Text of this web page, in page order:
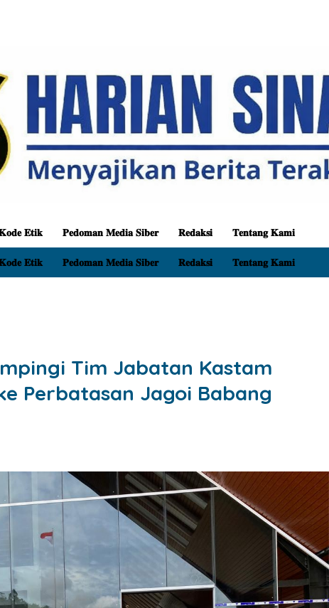
𝐄𝐭𝐢𝐤 𝐏𝐞𝐝𝐨𝐦𝐚𝐧 𝐌𝐞𝐝𝐢𝐚 𝐒𝐢𝐛𝐞𝐫 𝐑𝐞𝐝𝐚𝐤𝐬𝐢 𝐓𝐞𝐧𝐭𝐚𝐧𝐠 𝐊𝐚𝐦𝐢
𝐄𝐭𝐢𝐤 𝐏𝐞𝐝𝐨𝐦𝐚𝐧 𝐌𝐞𝐝𝐢𝐚 𝐒𝐢𝐛𝐞𝐫 𝐑𝐞𝐝𝐚𝐤𝐬𝐢 𝐓𝐞𝐧𝐭𝐚𝐧𝐠 𝐊𝐚𝐦𝐢
Tim Jabatan Kastam
Perbatasan Jagoi Babang